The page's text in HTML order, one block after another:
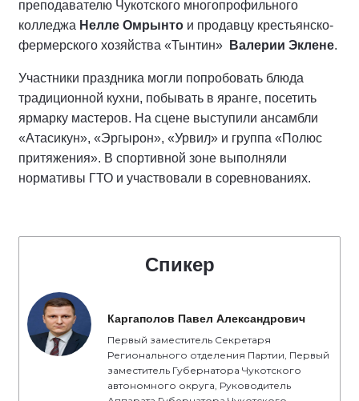
преподавателю Чукотского многопрофильного
колледжа Нелле Омрынто и продавцу крестьянско-
фермерского хозяйства «Тынтин»
Валерии Эклене.
Участники праздника могли попробовать блюда
традиционной кухни, побывать в яранге, посетить
ярмарку мастеров. На сцене выступили ансамбли
«Атасикун», «Эргырон», «Урвиԓ» и группа «Полюс
притяжения». В спортивной зоне выполняли
нормативы ГТО и участвовали в соревнованиях.
Спикер
Каргаполов Павел Александрович
Первый заместитель Секретаря
Регионального отделения Партии, Первый
заместитель Губернатора Чукотского
автономного округа, Руководитель